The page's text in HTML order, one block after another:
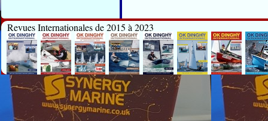
Revues Internationales de 2015 à 2023